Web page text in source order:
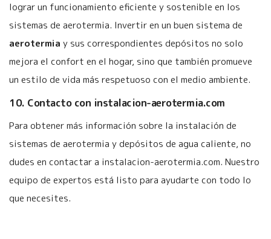
lograr un funcionamiento eficiente y sostenible en los
sistemas de aerotermia. Invertir en un buen sistema de
aerotermia y sus correspondientes depósitos no solo
mejora el confort en el hogar, sino que también promueve
un estilo de vida más respetuoso con el medio ambiente.
10. Contacto con instalacion-aerotermia.com
Para obtener más información sobre la instalación de
sistemas de aerotermia y depósitos de agua caliente, no
dudes en contactar a instalacion-aerotermia.com. Nuestro
equipo de expertos está listo para ayudarte con todo lo
que necesites.